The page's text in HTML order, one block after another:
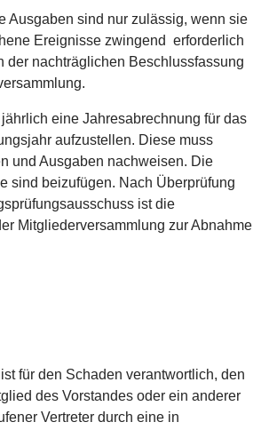
Ausgaben sind nur zulässig, wenn sie
Ereignisse zwingend erforderlich
der nachträglichen Beschlussfassung
eine Jahresabrechnung für das
aufzustellen. Diese muss
und Ausgaben nachweisen. Die
sind beizufügen. Nach Überprüfung
ist die
Mitgliederversammlung zur Abnahme
für den Schaden verantwortlich, den
des Vorstandes oder ein anderer
Vertreter durch eine in